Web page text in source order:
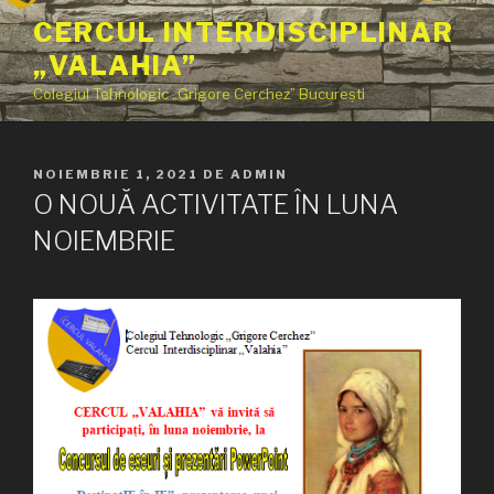
Sari
la
conținut
CERCUL INTERDISCIPLINAR
„VALAHIA”
Colegiul Tehnologic „Grigore Cerchez” București
PUBLICAT
PE
NOIEMBRIE 1, 2021 DE ADMIN
O NOUĂ ACTIVITATE ÎN LUNA
NOIEMBRIE